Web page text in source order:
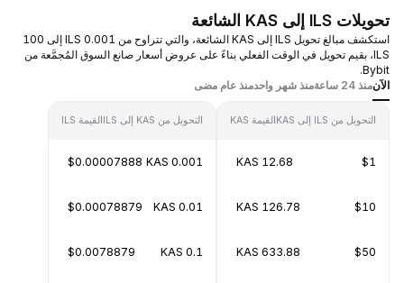
تحويلات ILS إلى KAS الشائعة
استكشف مبالغ تحويل ILS إلى KAS الشائعة، والتي تتراوح من 0.001 ILS إلى 100
ILS، بقيم تحويل في الوقت الفعلي بناءً على عروض أسعار صانع السوق المُجمَّعة من
Bybit.
الآنمنذ 24 ساعة منذ شهر واحدمنذ عام مضى
التحويل من ILS إلى KAS القيمة KAS
$1
12.68 KAS
$10
126.78 KAS
$50
633.88 KAS
التحويل من KAS إلى ILS القيمة ILS
0.001 KAS
$0.00007888
0.01 KAS
$0.00078879
0.1 KAS
$0.0078879